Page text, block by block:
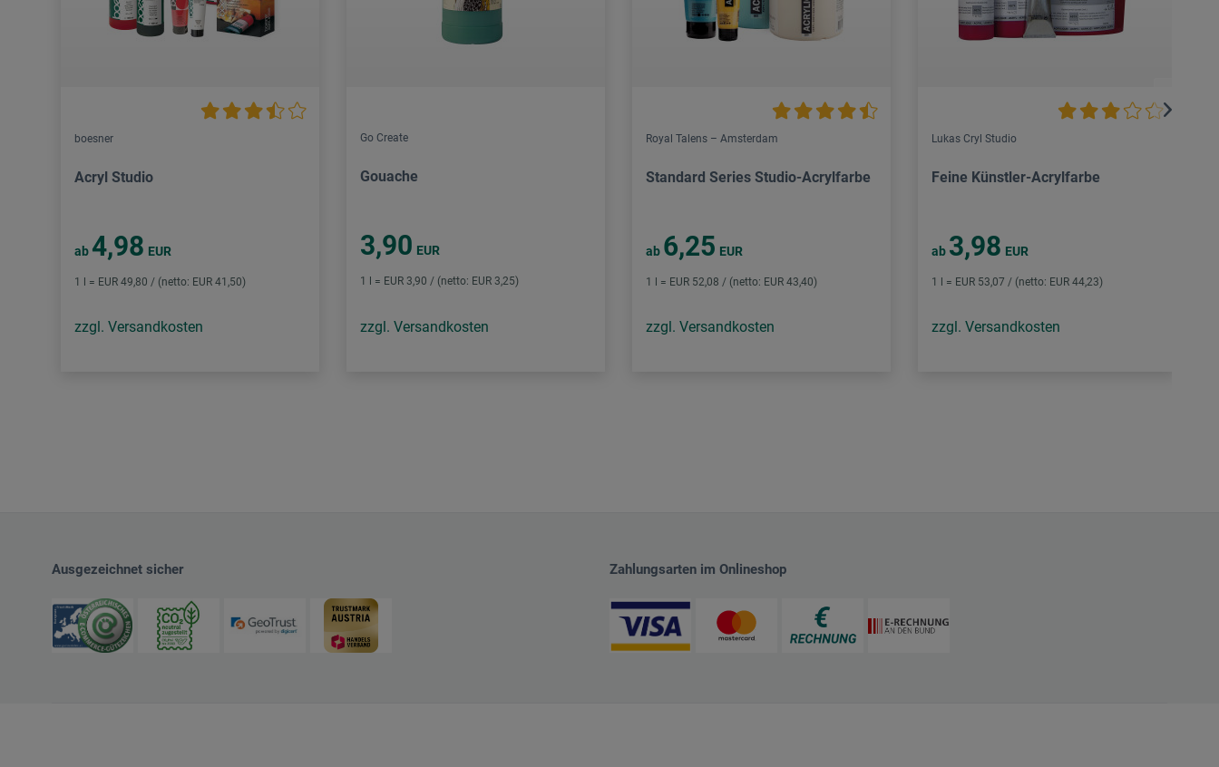
boesner
Acryl Studio
ab 4,98 EUR
1 l = EUR 49,80 / (netto: EUR 41,50)
zzgl. Versandkosten
Go Create
Gouache
3,90 EUR
1 l = EUR 3,90 / (netto: EUR 3,25)
zzgl. Versandkosten
Royal Talens – Amsterdam
Standard Series Studio-Acrylfarbe
ab 6,25 EUR
1 l = EUR 52,08 / (netto: EUR 43,40)
zzgl. Versandkosten
Lukas Cryl Studio
Feine Künstler-Acrylfarbe
ab 3,98 EUR
1 l = EUR 53,07 / (netto: EUR 44,23)
zzgl. Versandkosten
Ausgezeichnet sicher Zahlungsarten im Onlineshop